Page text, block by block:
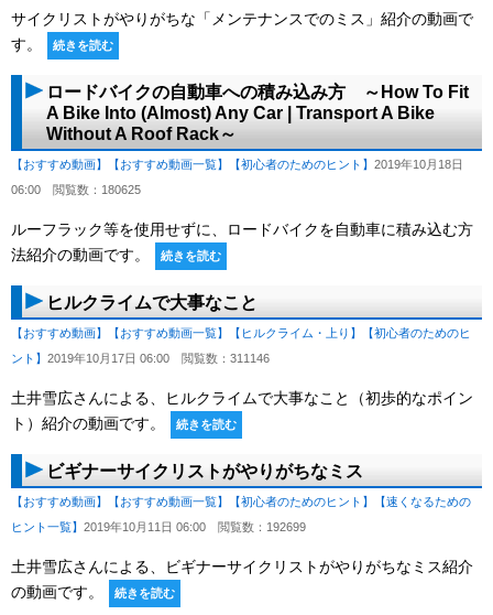
サイクリストがやりがちな「メンテナンスでのミス」紹介の動画で
す。
続きを読む
ロードバイクの自動車への積み込み方 ～How To Fit
A Bike Into (Almost) Any Car | Transport A Bike
Without A Roof Rack～
【おすすめ動画】 【おすすめ動画一覧】 【初心者のためのヒント】 2019年10月18日
06:00 閲覧数：180625
ルーフラック等を使用せずに、ロードバイクを自動車に積み込む方
法紹介の動画です。
続きを読む
ヒルクライムで大事なこと
【おすすめ動画】 【おすすめ動画一覧】 【ヒルクライム・上り】
【初心者のためのヒ
ント】 2019年10月17日 06:00 閲覧数：311146
土井雪広さんによる、ヒルクライムで大事なこと（初歩的なポイン
ト）紹介の動画です。
続きを読む
ビギナーサイクリストがやりがちなミス
【おすすめ動画】 【おすすめ動画一覧】 【初心者のためのヒント】
【速くなるための
ヒント一覧】 2019年10月11日 06:00 閲覧数：192699
土井雪広さんによる、ビギナーサイクリストがやりがちなミス紹介
の動画です。
続きを読む